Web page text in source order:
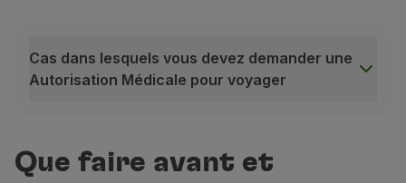
Cas dans lesquels vous devez demander une
Autorisation Médicale pour voyager
Infarctus aigu du myocarde récent ou autre
Que faire avant et